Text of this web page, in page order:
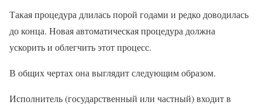
Такая процедура длилась порой годами и редко доводилась
до конца. Новая автоматическая процедура должна
ускорить и облегчить этот процесс.
В общих чертах она выглядит следующим образом.
Исполнитель (государственный или частный) входит в